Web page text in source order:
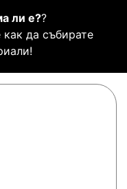
ли е??
да събирате